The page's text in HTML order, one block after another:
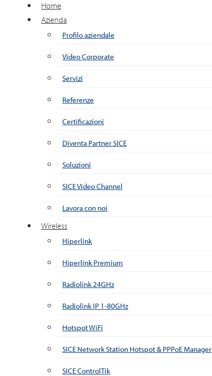
Home
Azienda
Profilo aziendale
Video Corporate
Servizi
Referenze
Certificazioni
Diventa Partner SICE
Soluzioni
SICE Video Channel
Lavora con noi
Wireless
Hiperlink
Hiperlink Premium
Radiolink 24GHz
Radiolink IP 1-80GHz
Hotspot WiFi
SICE Network Station Hotspot & PPPoE Manager
SICE ControlTik